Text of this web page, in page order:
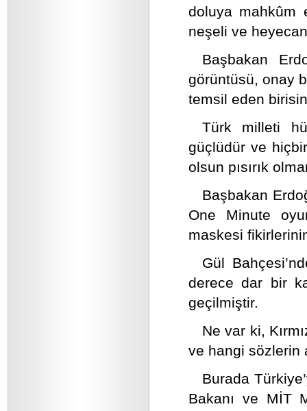
doluya mahkûm
neşeli ve
Başbakan
görüntüsü, onay
temsil eden
Türk milleti
güçlüdür ve
olsun pısırık
Başbakan
One Minute
maskesi
Gül
derece dar bir
geçilmiştir.
Ne var ki,
ve hangi sözlerin
Burada
Bakanı ve MİT